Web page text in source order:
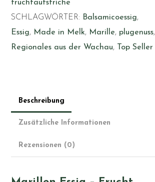
fruchtaufstriche
SCHLAGWÖRTER: Balsamicoessig,
Essig, Made in Melk, Marille, plugenuss,
Regionales aus der Wachau, Top Seller
Beschreibung
Zusätzliche Informationen
Rezensionen (0)